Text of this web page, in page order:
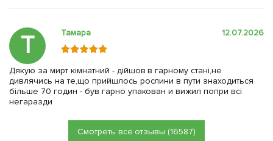
Т Тамара 12.07.2026
Дякую за мирт кімнатний - дійшов в гарному стані,не
дивлячись на те,що прийшлось рослини в пути знаходиться
більше 70 годин - був гарно упакован и вижил попри всі
негаразди
Смотреть все отзывы (16587)